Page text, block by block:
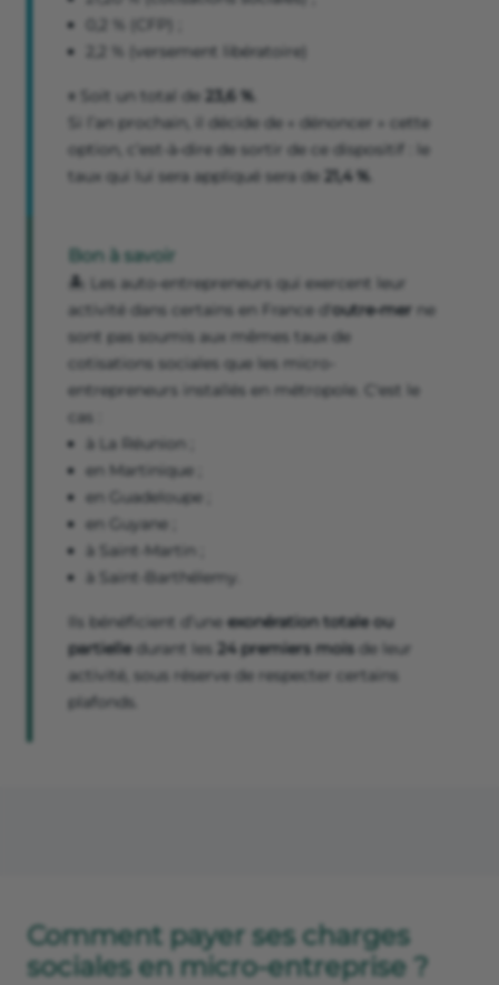
0,2 % (CFP) ;
2,2 % (versement libératoire)
🟰 Soit un total de 23,6 %
Si l’an prochain, il décide de « dénoncer » cette
option, c’est-à-dire de sortir de ce dispositif : le
taux qui lui sera appliqué sera de 21,4 %
Bon à savoir
🏝️ Les auto-entrepreneurs qui exercent leur
activité dans certains en France d' outre-mer ne
sont pas soumis aux mêmes taux de
cotisations sociales que les micro-
entrepreneurs installés en métropole. C'est le
cas :
à La Réunion ;
en Martinique ;
en Guadeloupe ;
en Guyane ;
à Saint-Martin ;
à Saint-Barthélemy.
Ils bénéficient d’une exonération totale ou
partielledurant les 24 premiers mois de leur
activité, sous réserve de respecter certains
plafonds.
Comment payer ses charges
sociales en micro-entreprise ?